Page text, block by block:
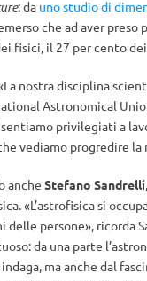
: da uno studio di
che ad aver
fisici, il 27 per cento
nostra disciplina
Astronomical
privilegiati a
vediamo progredire la
anche Stefano Sandrelli
«L’astrofisica si
delle persone», ricorda
da una parte
ma anche dal